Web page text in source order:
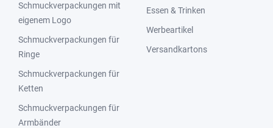
Schmuckverpackungen mit
eigenem Logo
Schmuckverpackungen für
Ringe
Schmuckverpackungen für
Ketten
Schmuckverpackungen für
Armbänder
Essen & Trinken
Werbeartikel
Versandkartons